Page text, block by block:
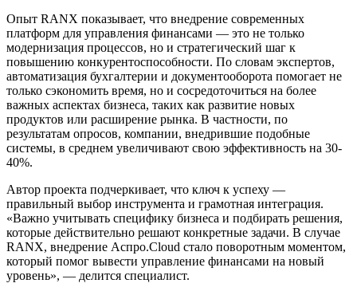
Опыт RANX показывает, что внедрение современных
платформ для управления финансами — это не только
модернизация процессов, но и стратегический шаг к
повышению конкурентоспособности. По словам экспертов,
автоматизация бухгалтерии и документооборота помогает не
только сэкономить время, но и сосредоточиться на более
важных аспектах бизнеса, таких как развитие новых
продуктов или расширение рынка. В частности, по
результатам опросов, компании, внедрившие подобные
системы, в среднем увеличивают свою эффективность на 30-
40%.
Автор проекта подчеркивает, что ключ к успеху —
правильный выбор инструмента и грамотная интеграция.
«Важно учитывать специфику бизнеса и подбирать решения,
которые действительно решают конкретные задачи. В случае
RANX, внедрение Аспро.Cloud стало поворотным моментом,
который помог вывести управление финансами на новый
уровень», — делится специалист.